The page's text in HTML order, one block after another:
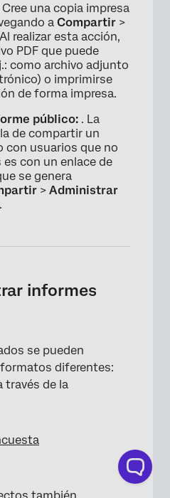
Cree una copia impresa
a Compartir >
realizar esta acción,
PDF que puede
como archivo adjunto
o imprimirse
de forma impresa.
público: . La
de compartir un
con usuarios que no
con un enlace de
se genera
> Administrar
.
informes
se pueden
diferentes:
través de la
también